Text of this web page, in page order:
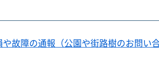
故障の通報（公園や街路樹のお問い